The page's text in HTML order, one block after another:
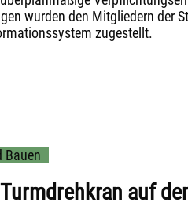
wurden den Mitgliedern der
zugestellt.
Bauen
auf